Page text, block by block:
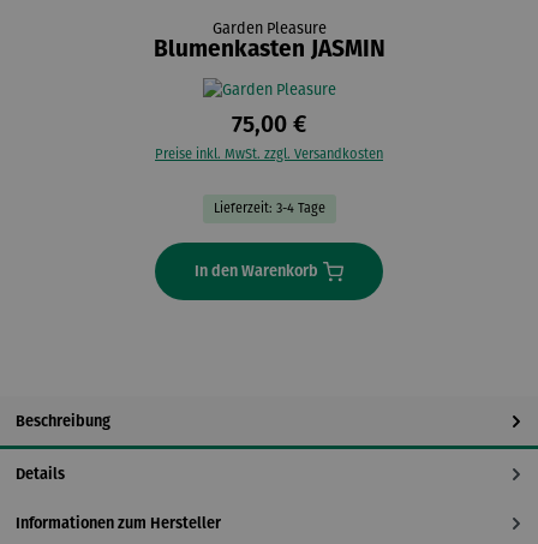
Garden Pleasure
Blumenkasten JASMIN
75,00 €
Preise inkl. MwSt. zzgl. Versandkosten
Lieferzeit: 3-4 Tage
In den Warenkorb
Beschreibung
Details
Informationen zum Hersteller